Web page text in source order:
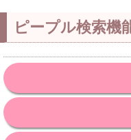
ピープル検索機